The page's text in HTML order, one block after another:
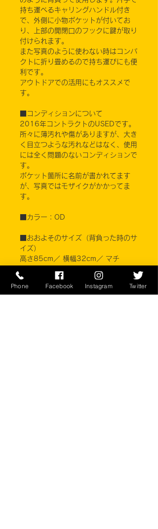
持ち運べるキャリングハンドル付き
で、外側に小物ポケットが付いてお
り、上部の開閉口のフックに鍵が取り
付けられます。
また写真のように使わない時はコンパ
クトに折り畳めるので持ち運びにも便
利です。
アウトドアでの活用にもオススメで
す。
■コンディションについて
2016年コントラクトのUSEDです。
所々に薄汚れや傷がありますが、大き
く目立つような汚れなどはなく、使用
には全く問題のないコンディションで
す。
ポケット箇所に名前が書かれてます
が、写真ではモザイクがかかってま
す。
■カラー：OD
■おおよそのサイズ（背負った時のサ
イズ）
高さ85cm／ 横幅32cm／ マチ
※ご注意ください
Phone Facebook Instagram Twitter